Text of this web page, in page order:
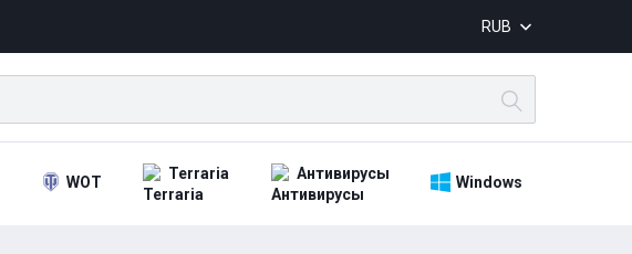
RUB
WOT Terraria Антивирусы Windows